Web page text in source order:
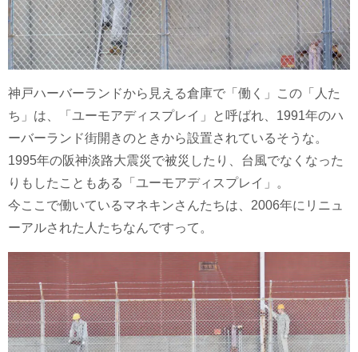
神戸ハーバーランドから見える倉庫で「働く」この「人た
ち」は、「ユーモアディスプレイ」と呼ばれ、1991年のハ
ーバーランド街開きのときから設置されているそうな。
1995年の阪神淡路大震災で被災したり、台風でなくなった
りもしたこともある「ユーモアディスプレイ」。
今ここで働いているマネキンさんたちは、2006年にリニュ
ーアルされた人たちなんですって。